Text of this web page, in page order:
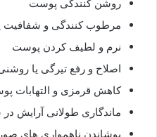
روشن کنندگی پوست
مرطوب کنندگی و
نرم و لطیف کردن پوست
اصلاح و رفع تیرگی یا
کاهش قرمزی و التهابات
ماندگاری طولانی آرایش
پوشاندن ناهمواری های